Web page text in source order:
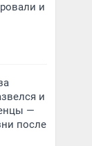
и
и
—
после